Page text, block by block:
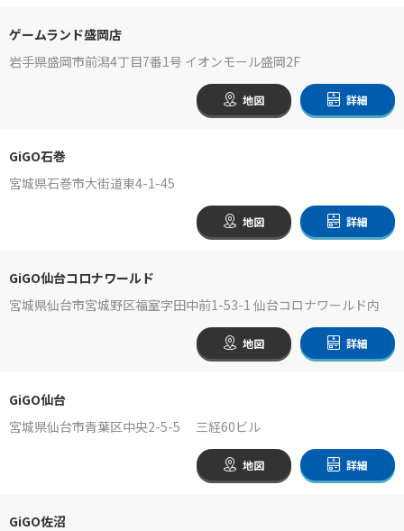
ゲームランド盛岡店
岩手県盛岡市前潟4丁目7番1号 イオンモール盛岡2F
地図 詳細
GiGO石巻
宮城県石巻市大街道東4-1-45
地図 詳細
GiGO仙台コロナワールド
宮城県仙台市宮城野区福室字田中前1-53-1 仙台コロナワールド内
地図 詳細
GiGO仙台
宮城県仙台市青葉区中央2-5-5 三経60ビル
地図 詳細
GiGO佐沼